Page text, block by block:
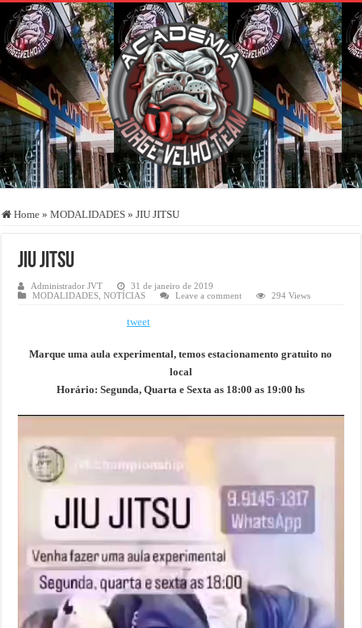
Home » MODALIDADES » JIU JITSU
JIU JITSU
Administrador JVT
31 de janeiro de 2019
MODALIDADES ,NOTÍCIAS Leave a comment 294 Views
tweet
Marque uma aula experimental, temos estacionamento gratuito no
local
Horário: Segunda, Quarta e Sexta as 18:00 as 19:00 hs